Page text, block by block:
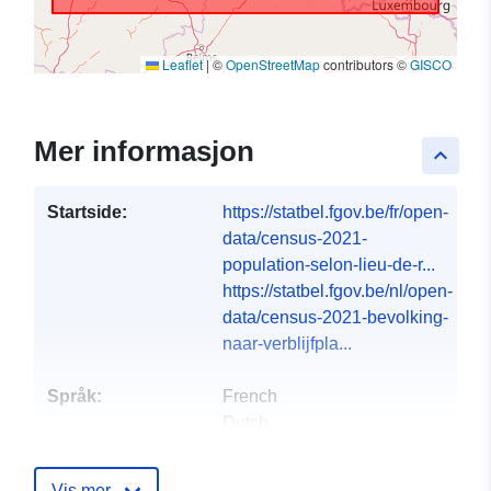
Leaflet|©OpenStreetMapcontributors ©GISCO
keyboard_arrow_up
Mer informasjon
Startside:
https://statbel.fgov.be/fr/open-
data/census-2021-
population-selon-lieu-de-r...
https://statbel.fgov.be/nl/open-
data/census-2021-bevolking-
naar-verblijfpla...
Språk:
French
Dutch
Utgiver: